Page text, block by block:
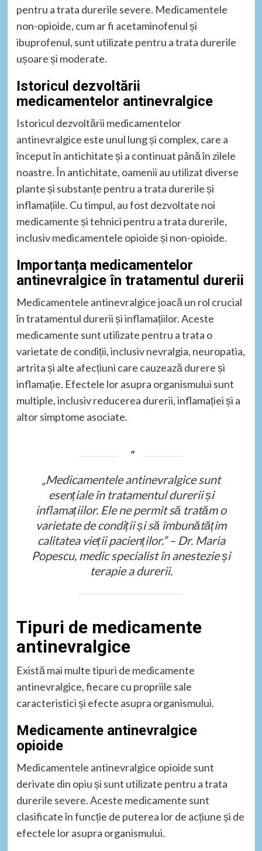
pentru a trata durerile severe. Medicamentele
non-opioide, cum ar fi acetaminofenul și
ibuprofenul, sunt utilizate pentru a trata durerile
ușoare și moderate.
Istoricul dezvoltării
medicamentelor antinevralgice
Istoricul dezvoltării medicamentelor
antinevralgice este unul lung și complex, care a
început în antichitate și a continuat până în zilele
noastre. În antichitate, oamenii au utilizat diverse
plante și substanțe pentru a trata durerile și
inflamațiile. Cu timpul, au fost dezvoltate noi
medicamente și tehnici pentru a trata durerile,
inclusiv medicamentele opioide și non-opioide.
Importanța medicamentelor
antinevralgice în tratamentul durerii
Medicamentele antinevralgice joacă un rol crucial
în tratamentul durerii și inflamațiilor. Aceste
medicamente sunt utilizate pentru a trata o
varietate de condiții, inclusiv nevralgia, neuropatia,
artrita și alte afecțiuni care cauzează durere și
inflamație. Efectele lor asupra organismului sunt
multiple, inclusiv reducerea durerii, inflamației și a
altor simptome asociate.
„Medicamentele antinevralgice sunt
esențiale în tratamentul durerii și
inflamațiilor. Ele ne permit să tratăm o
varietate de condiții și să îmbunătățim
calitatea vieții pacienților.” – Dr. Maria
Popescu, medic specialist în anestezie și
terapie a durerii.
Tipuri de medicamente
antinevralgice
Există mai multe tipuri de medicamente
antinevralgice, fiecare cu propriile sale
caracteristici și efecte asupra organismului.
Medicamente antinevralgice
opioide
Medicamentele antinevralgice opioide sunt
derivate din opiu și sunt utilizate pentru a trata
durerile severe. Aceste medicamente sunt
clasificate în funcție de puterea lor de acțiune și de
efectele lor asupra organismului.